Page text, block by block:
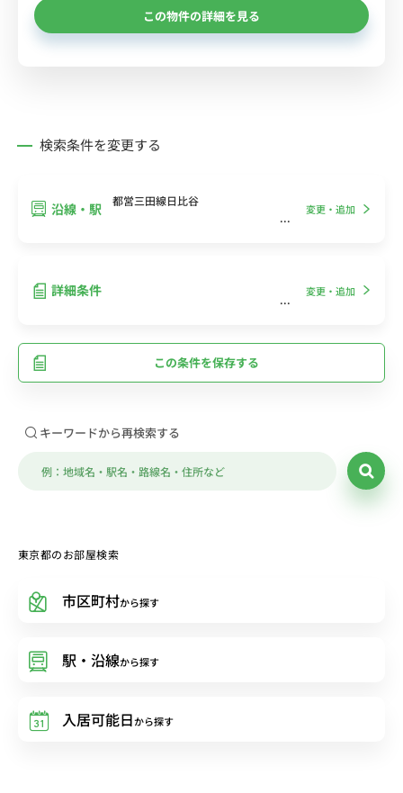
この物件の詳細を見る
検索条件を変更する
沿線・駅 都営三田線日比谷
変更・追加
詳細条件 変更・追加
この条件を保存する
キーワードから再検索する
東京都のお部屋検索
市区町村から探す
駅・沿線から探す
入居可能日から探す